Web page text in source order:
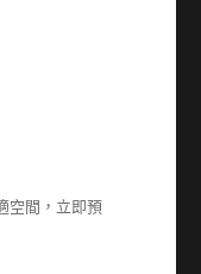
空間，立即預